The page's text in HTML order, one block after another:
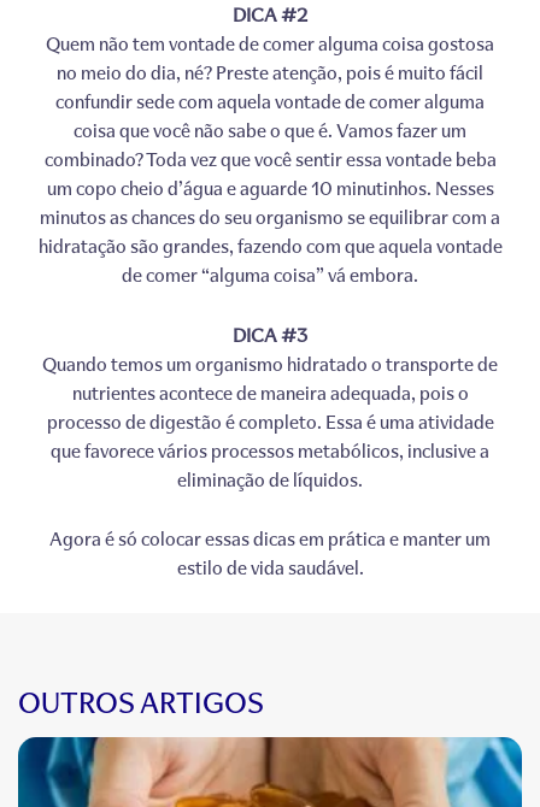
DICA #2
Quem não tem vontade de comer alguma coisa gostosa
no meio do dia, né? Preste atenção, pois é muito fácil
confundir sede com aquela vontade de comer alguma
coisa que você não sabe o que é. Vamos fazer um
combinado? Toda vez que você sentir essa vontade beba
um copo cheio d’água e aguarde 10 minutinhos. Nesses
minutos as chances do seu organismo se equilibrar com a
hidratação são grandes, fazendo com que aquela vontade
de comer “alguma coisa” vá embora.
DICA #3
Quando temos um organismo hidratado o transporte de
nutrientes acontece de maneira adequada, pois o
processo de digestão é completo. Essa é uma atividade
que favorece vários processos metabólicos, inclusive a
eliminação de líquidos.
Agora é só colocar essas dicas em prática e manter um
estilo de vida saudável.
OUTROS ARTIGOS